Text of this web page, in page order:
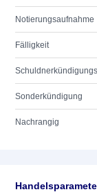
Notierungsaufnahme
Fälligkeit
Sonderkündigung
Nachrangig